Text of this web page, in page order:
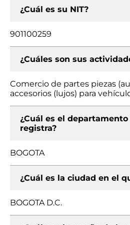
¿Cuál es su NIT?
901100259
¿Cuáles son sus
Comercio de partes piezas
accesorios (lujos) para
¿Cuál es el
registra?
BOGOTA
¿Cuál es la ciudad en el
BOGOTA D.C.